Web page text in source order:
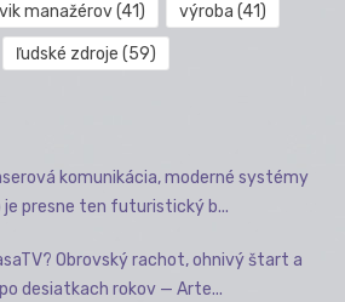
manažérov(41) výroba (41)
ľudské zdroje (59)
komunikácia, moderné systémy
presne ten futuristický b...
Obrovský rachot, ohnivý štart a
desiatkach rokov — Arte...